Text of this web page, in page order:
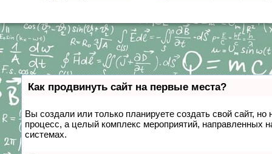
Как продвинуть сайт на первые места?
Вы создали или только планируете создать свой сайт,
процесс, а целый комплекс мероприятий, направленных
системах.